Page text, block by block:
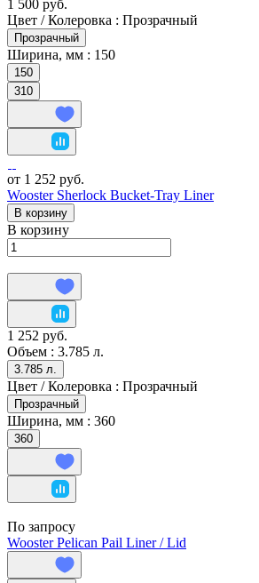
1 500 руб.
Цвет / Колеровка : Прозрачный
Прозрачный
Ширина, мм : 150
150
310
от 1 252 руб.
Wooster Sherlock Bucket-Tray Liner
В корзину
В корзину
1 252 руб.
Объем : 3.785 л.
3.785 л.
Цвет / Колеровка : Прозрачный
Прозрачный
Ширина, мм : 360
360
По запросу
Wooster Pelican Pail Liner / Lid